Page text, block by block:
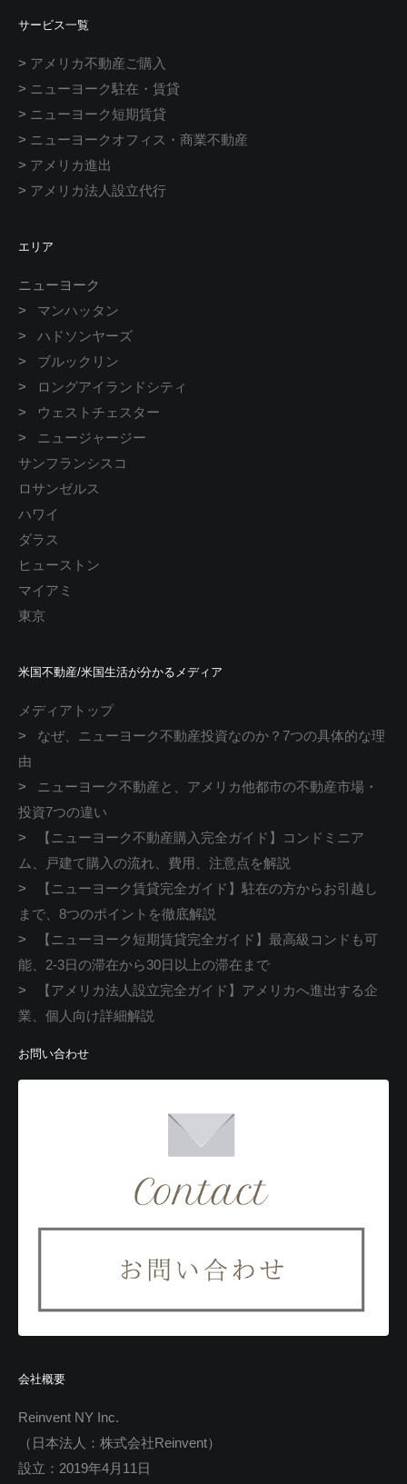
サービス一覧
> アメリカ不動産ご購入
> ニューヨーク駐在・賃貸
> ニューヨーク短期賃貸
> ニューヨークオフィス・商業不動産
> アメリカ進出
> アメリカ法人設立代行
エリア
ニューヨーク
> マンハッタン
> ハドソンヤーズ
> ブルックリン
>
ロングアイランドシティ
>
ウェストチェスター
>
ニュージャージー
サンフランシスコ
ロサンゼルス
ハワイ
ダラス
ヒューストン
マイアミ
東京
米国不動産/米国生活が分かるメディア
メディアトップ
> なぜ、ニューヨーク不動産投資なのか？7つの具体的な理
由
>
ニューヨーク不動産と、アメリカ他都市の不動産市場・
投資7つの違い
>
【ニューヨーク不動産購入完全ガイド】コンドミニア
ム、戸建て購入の流れ、費用、注意点を解説
>
【ニューヨーク賃貸完全ガイド】駐在の方からお引越し
まで、8つのポイントを徹底解説
>
【ニューヨーク短期賃貸完全ガイド】最高級コンドも可
能、2-3日の滞在から30日以上の滞在まで
>
【アメリカ法人設立完全ガイド】アメリカへ進出する企
業、個人向け詳細解説
お問い合わせ
会社概要
Reinvent NY Inc.
（日本法人：株式会社Reinvent）
設立：2019年4月11日